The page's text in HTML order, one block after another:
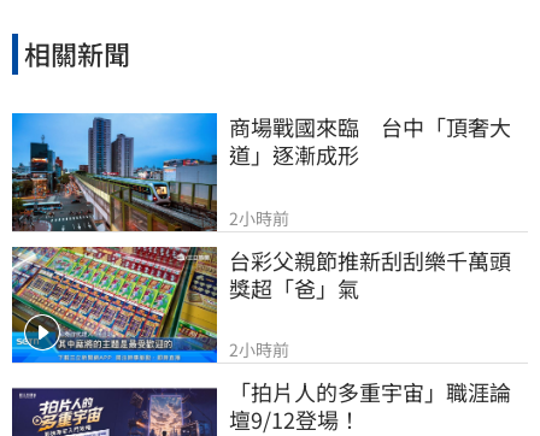
相關新聞
商場戰國來臨　台中「頂奢大
道」逐漸成形
2小時前
台彩父親節推新刮刮樂千萬頭
獎超「爸」氣
2小時前
「拍片人的多重宇宙」職涯論
壇9/12登場！